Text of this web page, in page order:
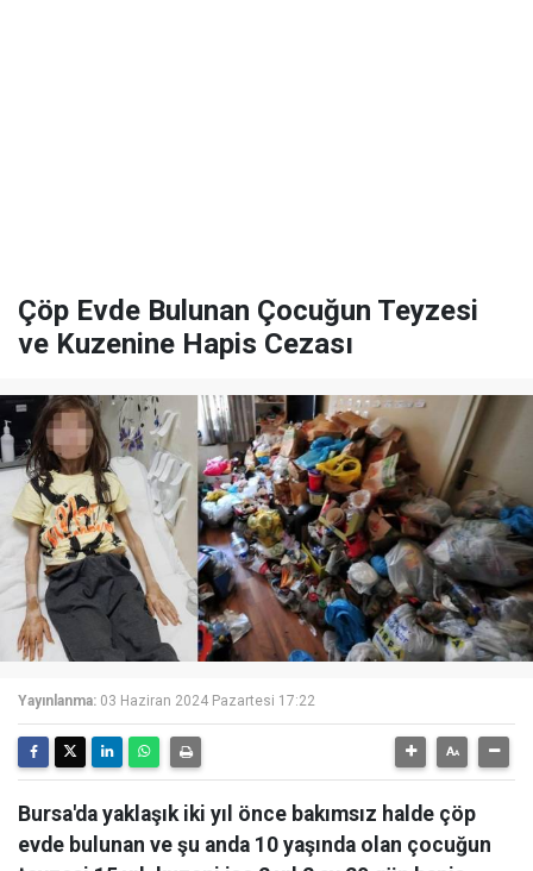
Çöp Evde Bulunan Çocuğun Teyzesi
ve Kuzenine Hapis Cezası
Yayınlanma: 03 Haziran 2024 Pazartesi 17:22
Bursa'da yaklaşık iki yıl önce bakımsız halde çöp
evde bulunan ve şu anda 10 yaşında olan çocuğun